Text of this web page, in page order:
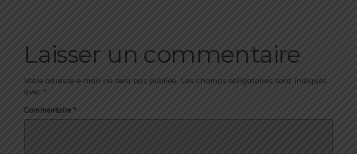
Laisser un commentaire
Votre adresse e-mail ne sera pas publiée. Les champs obligatoires sont indiqués
avec *
Commentaire *